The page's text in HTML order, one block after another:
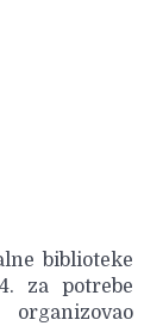
biblioteke
za potrebe